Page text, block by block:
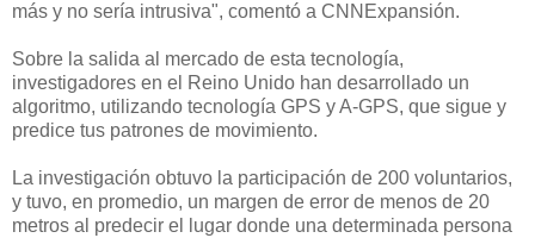
más y no sería intrusiva", comentó a CNNExpansión.
Sobre la salida al mercado de esta tecnología,
investigadores en el Reino Unido han desarrollado un
algoritmo, utilizando tecnología GPS y A-GPS, que sigue y
predice tus patrones de movimiento.
La investigación obtuvo la participación de 200 voluntarios,
y tuvo, en promedio, un margen de error de menos de 20
metros al predecir el lugar donde una determinada persona